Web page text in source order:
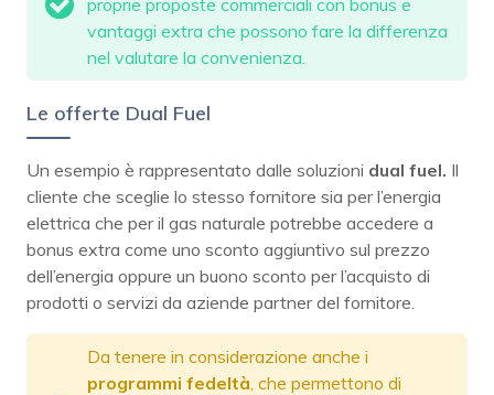
vantaggi extra che possono fare la differenza
nel valutare la convenienza.
Le offerte Dual Fuel
Un esempio è rappresentato dalle soluzioni dual fuel. Il
cliente che sceglie lo stesso fornitore sia per l’energia
elettrica che per il gas naturale potrebbe accedere a
bonus extra come uno sconto aggiuntivo sul prezzo
dell’energia oppure un buono sconto per l’acquisto di
prodotti o servizi da aziende partner del fornitore.
Da tenere in considerazione anche i
programmi fedeltà , che permettono di